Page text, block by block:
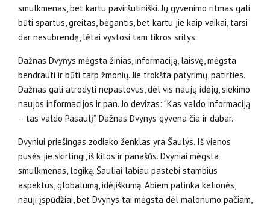
smulkmenas, bet kartu paviršutiniški. Jų gyvenimo ritmas gali
būti spartus, greitas, bėgantis, bet kartu jie kaip vaikai, tarsi
dar nesubrendę, lėtai vystosi tam tikros sritys.
Dažnas Dvynys mėgsta žinias, informaciją, laisvę, mėgsta
bendrauti ir būti tarp žmonių. Jie trokšta patyrimų, patirties.
Dažnas gali atrodyti nepastovus, dėl vis naujų idėjų, siekimo
naujos informacijos ir pan. Jo devizas: “Kas valdo informaciją
– tas valdo Pasaulį”. Dažnas Dvynys gyvena čia ir dabar.
Dvyniui priešingas zodiako ženklas yra Šaulys. Iš vienos
pusės jie skirtingi, iš kitos ir panašūs. Dvyniai mėgsta
smulkmenas, logiką. Šauliai labiau pastebi stambius
aspektus, globalumą, idėjiškumą. Abiem patinka kelionės,
nauji įspūdžiai, bet Dvynys tai mėgsta dėl malonumo pačiam,